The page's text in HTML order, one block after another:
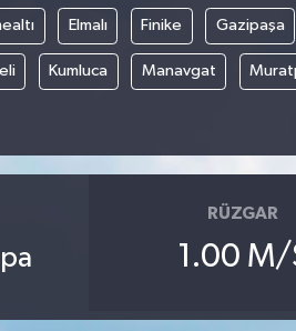
Elmalı Finike Gazipaşa
Kumluca Manavgat
RÜZGAR
1.00 M/